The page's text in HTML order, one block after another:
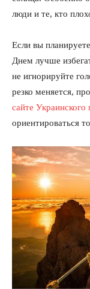
О нас
Связаться с нами
Политика
Отказ от
Мой аккаунт
Реклама
Контакты
люди и те, кто
Если вы
Днем лучше
не игнорируйте
резко меняется,
сайте Украинского
ориентироваться